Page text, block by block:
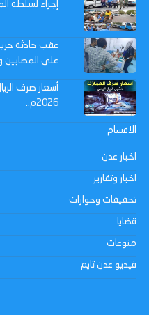
إجراء لسلطة
عقب حادثة
على المصابين
2026م..
الاقسام
اخبار عدن
اخبار وتقارير
تحقيقات وحوارات
قضايا
منوعات
فيديو عدن تايم